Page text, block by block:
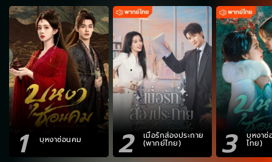
1 บุหงาซ่อนคม 2 เมื่อรักส่องประกาย
(พากย์ไทย) 3 บุหงา
ไทย)